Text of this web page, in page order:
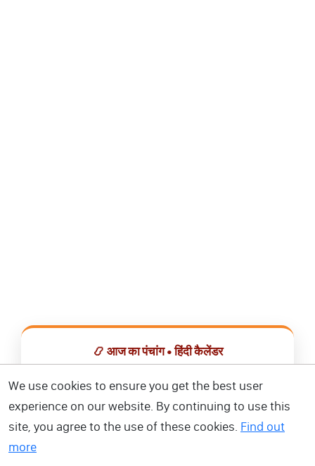
📿 आज का पंचांग • हिंदी कैलेंडर
📅 हिंदी कैलेंडर ऐप डाउनलोड करें
We use cookies to ensure you get the best user
experience on our website. By continuing to use this
site, you agree to the use of these cookies. Find out
more